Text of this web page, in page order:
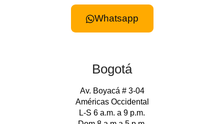
Whatsapp
Bogotá
Av. Boyacá # 3-04
Américas Occidental
L-S 6 a.m. a 9 p.m.